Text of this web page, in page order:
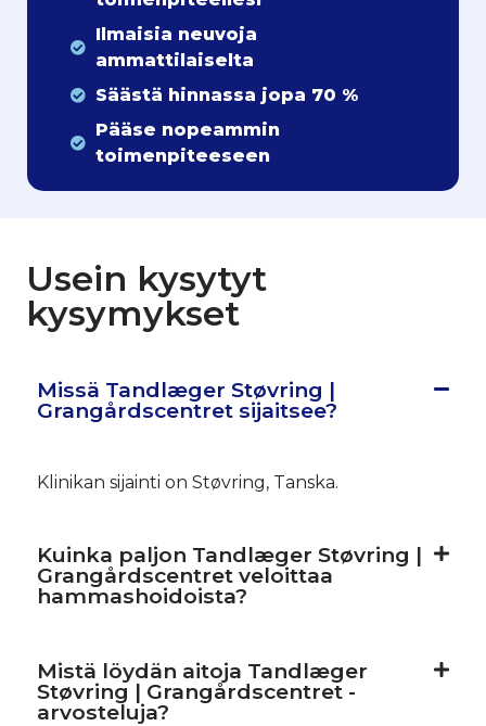
Ilmaisia neuvoja
ammattilaiselta
Säästä hinnassa jopa 70 %
Pääse nopeammin
toimenpiteeseen
Usein kysytyt
kysymykset
Missä Tandlæger Støvring |
Grangårdscentret sijaitsee?
Klinikan sijainti on Støvring, Tanska.
Kuinka paljon Tandlæger Støvring |
Grangårdscentret veloittaa
hammashoidoista?
Mistä löydän aitoja Tandlæger
Støvring | Grangårdscentret -
arvosteluja?